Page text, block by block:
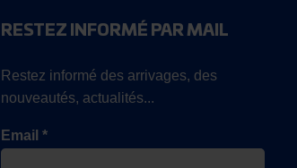
RESTEZ INFORMÉ PAR MAIL
Restez informé des arrivages, des
nouveautés, actualités...
Email *